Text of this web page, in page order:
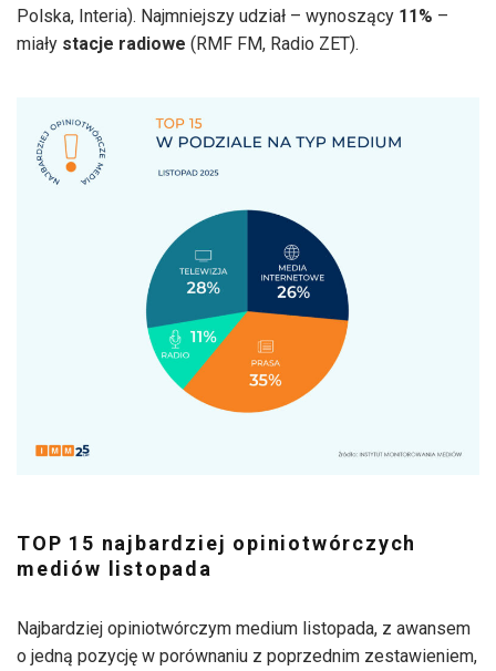
Polska, Interia). Najmniejszy udział – wynoszący 11% –
miały stacje radiowe (RMF FM, Radio ZET).
TOP 15 najbardziej opiniotwórczych
mediów listopada
Najbardziej opiniotwórczym medium listopada, z awansem
o jedną pozycję w porównaniu z poprzednim zestawieniem,